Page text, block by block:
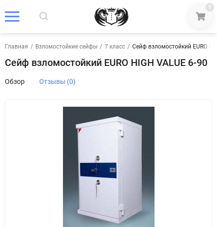
0
Главная / Взломостойкие сейфы / 7 класс / Сейф взломостойкий EURO
Сейф взломостойкий EURO HIGH VALUE 6-90
Обзор Отзывы (0)